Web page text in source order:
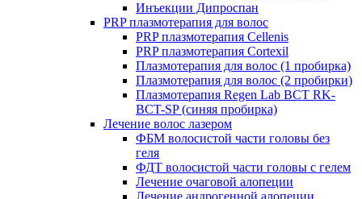
Инъекции Дипроспан
PRP плазмотерапия для волос
PRP плазмотерапия Cellenis
PRP плазмотерапия Cortexil
Плазмотерапия для волос (1 пробирка)
Плазмотерапия для волос (2 пробирки)
Плазмотерапия Regen Lab BCT RK-
BCT-SP (синяя пробирка)
Лечение волос лазером
ФБМ волосистой части головы без
геля
ФДТ волосистой части головы с гелем
Лечение очаговой алопеции
Лечение андрогенной алопеции